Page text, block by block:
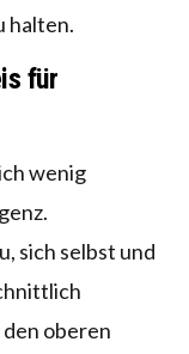
halten.
für
wenig
sich selbst und
oberen